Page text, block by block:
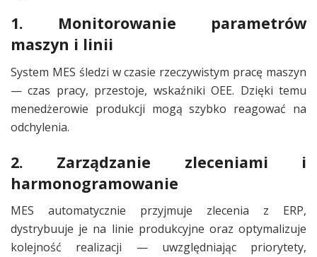
1. Monitorowanie parametrów
maszyn i linii
System MES śledzi w czasie rzeczywistym pracę maszyn
— czas pracy, przestoje, wskaźniki OEE. Dzięki temu
menedżerowie produkcji mogą szybko reagować na
odchylenia.
2. Zarządzanie zleceniami i
harmonogramowanie
MES automatycznie przyjmuje zlecenia z ERP,
dystrybuuje je na linie produkcyjne oraz optymalizuje
kolejność realizacji — uwzględniając priorytety,